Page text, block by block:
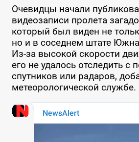
Очевидцы начали
видеозаписи пролета
который был виден не
но и в соседнем штате
Из-за высокой скорости
его не удалось отследить
спутников или радаров,
метеорологической службе.